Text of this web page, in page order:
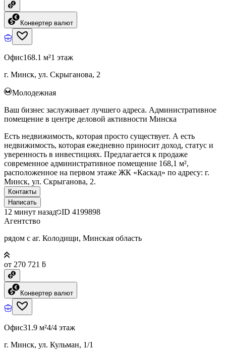
Конвертер валют
Офис168.1 м²1 этаж
г. Минск, ул. Скрыганова, 2
Молодежная
Ваш бизнес заслуживает лучшего адреса. Административное
помещение в центре деловой активности Минска
Есть недвижимость, которая просто существует. А есть
недвижимость, которая ежедневно приносит доход, статус и
уверенность в инвестициях. Предлагается к продаже
современное административное помещение 168,1 м²,
расположенное на первом этаже ЖК «Каскад» по адресу: г.
Минск, ул. Скрыганова, 2.
Контакты
Написать
12 минут назад ID 4199898
Агентство
рядом с аг. Колодищи, Минская область
от 270 721 ƃ
Конвертер валют
Офис31.9 м²4/4 этаж
г. Минск, ул. Кульман, 1/1